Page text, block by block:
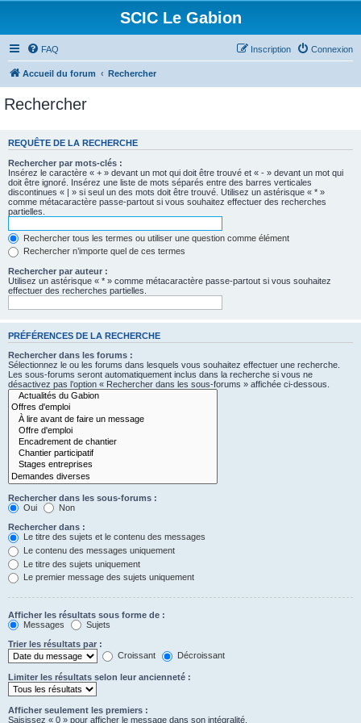
SCIC Le Gabion
FAQ Connexion
Inscription
Accueil du forum Rechercher
Rechercher
REQUÊTE DE LA RECHERCHE
Rechercher par mots-clés :
Insérez le caractère « + » devant un mot qui doit être trouvé et « - » devant un mot qui
doit être ignoré. Insérez une liste de mots séparés entre des barres verticales
discontinues « | » si seul un des mots doit être trouvé. Utilisez un astérisque « * »
comme métacaractère passe-partout si vous souhaitez effectuer des recherches
partielles.
Rechercher tous les termes ou utiliser une question comme élément
Rechercher n’importe quel de ces termes
Rechercher par auteur :
Utilisez un astérisque « * » comme métacaractère passe-partout si vous souhaitez
effectuer des recherches partielles.
PRÉFÉRENCES DE LA RECHERCHE
Rechercher dans les forums :
Sélectionnez le ou les forums dans lesquels vous souhaitez effectuer une recherche.
Les sous-forums seront automatiquement inclus dans la recherche si vous ne
désactivez pas l’option « Rechercher dans les sous-forums » affichée ci-dessous.
Rechercher dans les sous-forums :
Oui
Non
Rechercher dans :
Le titre des sujets et le contenu des messages
Le contenu des messages uniquement
Le titre des sujets uniquement
Le premier message des sujets uniquement
Afficher les résultats sous forme de :
Messages
Sujets
Trier les résultats par :
Croissant
Décroissant
Limiter les résultats selon leur ancienneté :
Afficher seulement les premiers :
Saisissez « 0 » pour afficher le message dans son intégralité.